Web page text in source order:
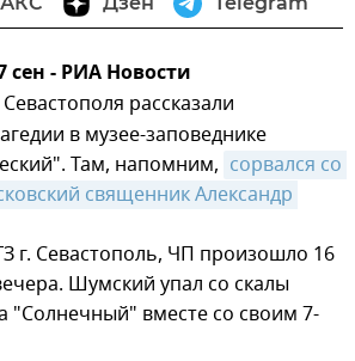
- РИА Новости
рассказали
в музее-заповеднике
Там, напомним, сорвался со
священник Александр
г. Севастополь, ЧП произошло 16
Шумский упал со скалы
"Солнечный" вместе со своим 7-